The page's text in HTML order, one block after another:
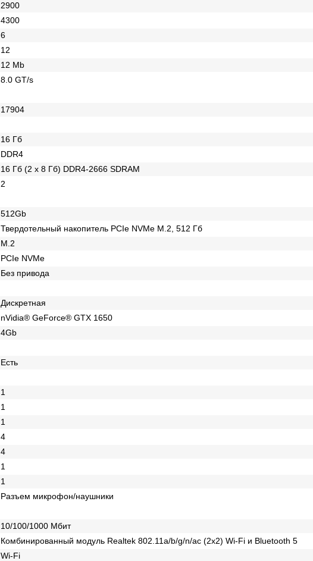
2900
4300
6
12
12 Mb
8.0 GT/s
17904
16 Гб
DDR4
16 Гб (2 x 8 Гб) DDR4-2666 SDRAM
2
512Gb
Твердотельный накопитель PCIe NVMe M.2, 512 Гб
M.2
PCIe NVMe
Без привода
Дискретная
nVidia® GeForce® GTX 1650
4Gb
Есть
1
1
1
4
4
1
1
Разъем микрофон/наушники
10/100/1000 Mбит
Комбинированный модуль Realtek 802.11a/b/g/n/ac (2x2) Wi-Fi и Bluetooth 5
Wi-Fi